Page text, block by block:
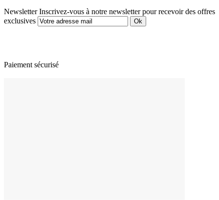
Newsletter Inscrivez-vous à notre newsletter pour recevoir des offres
exclusives
Paiement sécurisé